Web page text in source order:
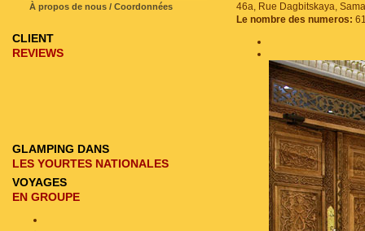
46a, Rue Dagbitskaya,
Le nombre des numeros:
À propos de nous / Coordonnées
CLIENT
REVIEWS
GLAMPING DANS
LES YOURTES NATIONALES
VOYAGES
EN GROUPE